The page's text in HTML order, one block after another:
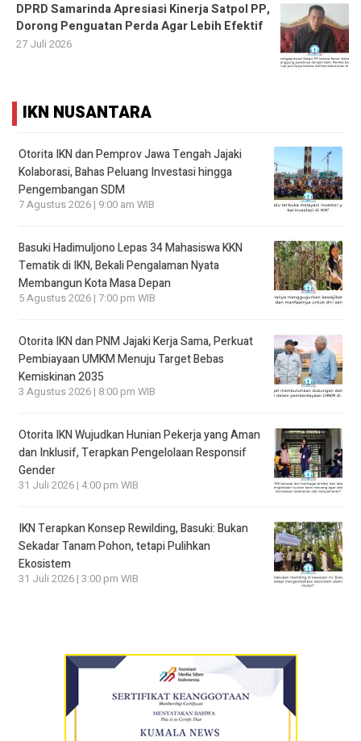
DPRD Samarinda Apresiasi Kinerja Satpol PP,
Dorong Penguatan Perda Agar Lebih Efektif
27 Juli 2026
IKN NUSANTARA
Otorita IKN dan Pemprov Jawa Tengah Jajaki
Kolaborasi, Bahas Peluang Investasi hingga
Pengembangan SDM
7 Agustus 2026 | 9:00 am WIB
Basuki Hadimuljono Lepas 34 Mahasiswa KKN
Tematik di IKN, Bekali Pengalaman Nyata
Membangun Kota Masa Depan
5 Agustus 2026 | 7:00 pm WIB
Otorita IKN dan PNM Jajaki Kerja Sama, Perkuat
Pembiayaan UMKM Menuju Target Bebas
Kemiskinan 2035
3 Agustus 2026 | 8:00 pm WIB
Otorita IKN Wujudkan Hunian Pekerja yang Aman
dan Inklusif, Terapkan Pengelolaan Responsif
Gender
31 Juli 2026 | 4:00 pm WIB
IKN Terapkan Konsep Rewilding, Basuki: Bukan
Sekadar Tanam Pohon, tetapi Pulihkan
Ekosistem
31 Juli 2026 | 3:00 pm WIB